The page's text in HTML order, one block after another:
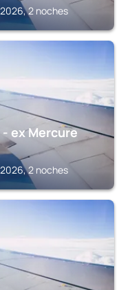
2 noches
ex Mercure
2 noches